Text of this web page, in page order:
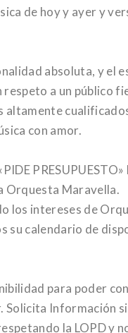
de hoy y ayer y
absoluta, y el
a un público
con amor.
Orquesta Maravella.
los intereses de
su calendario de
para poder
Información
la LOPD y